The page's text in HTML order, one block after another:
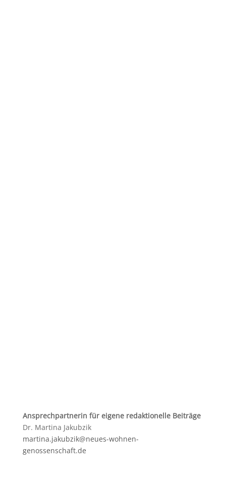
Ansprechpartnerin für eigene redaktionelle Beiträge
Dr. Martina Jakubzik
martina.jakubzik@neues-wohnen-
genossenschaft.de